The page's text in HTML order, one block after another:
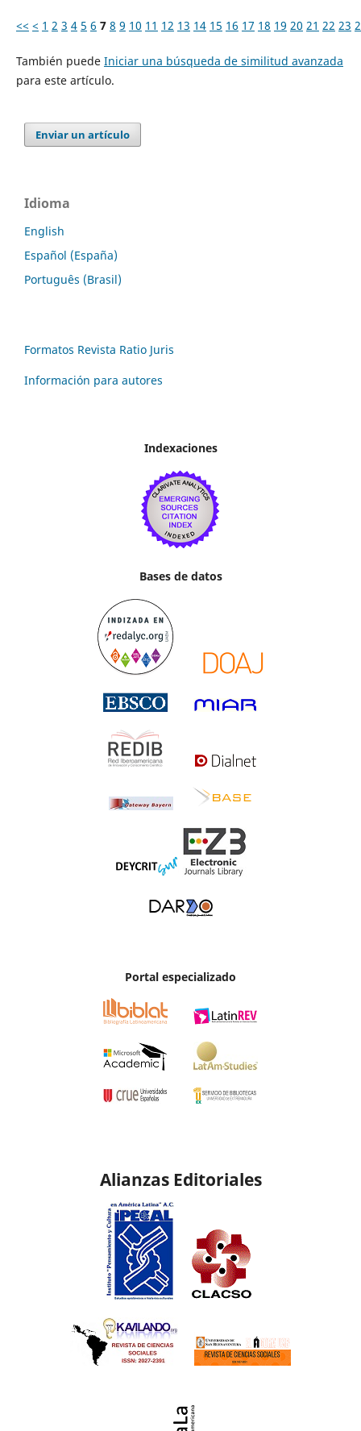
<< < 1 2 3 4 5 6 7 8 9 10 11 12 13 14 15 16 17 18 19 20 21 22 23
También puede Iniciar una búsqueda de similitud avanzada
para este artículo.
Enviar un artículo
Idioma
English
Español (España)
Português (Brasil)
Formatos Revista Ratio Juris
Información para autores
Indexaciones
Bases de datos
Portal especializado
Alianzas Editoriales